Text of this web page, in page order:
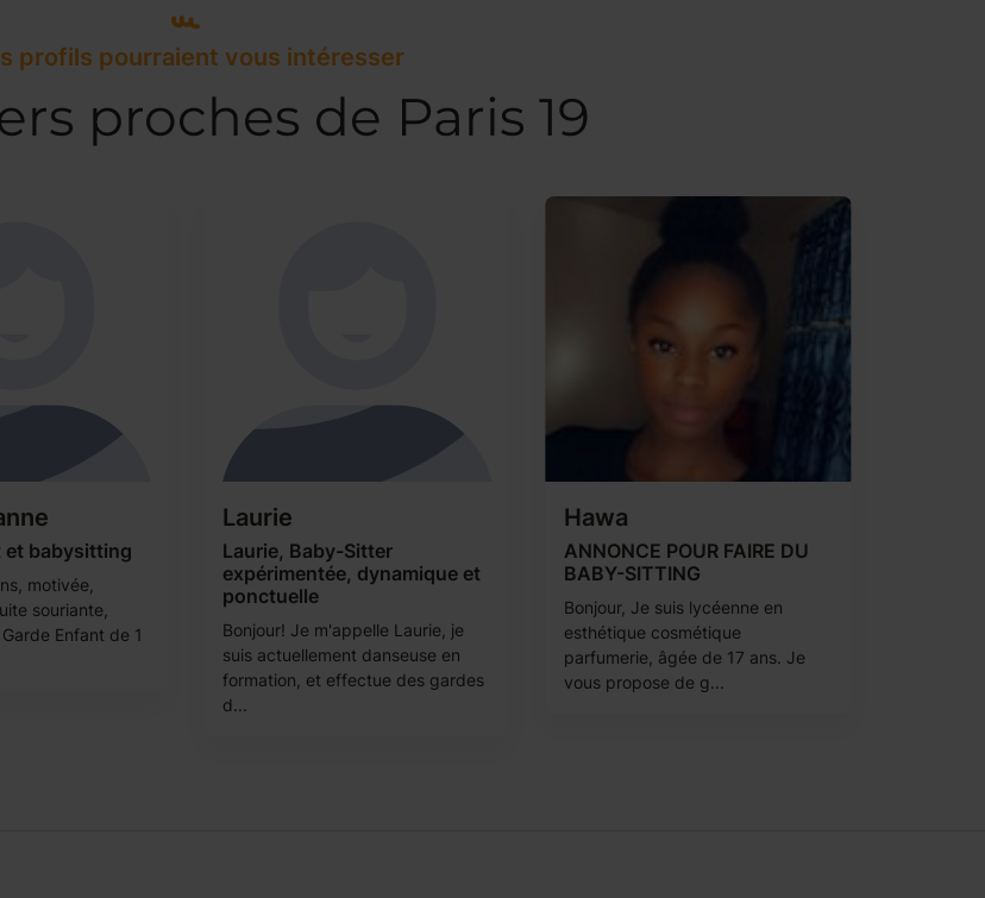
profils pourraient vous intéresser
proches de Paris 19
et babysitting
motivée,
souriante,
Enfant de 1
Laurie
Laurie, Baby-Sitter
expérimentée, dynamique et
ponctuelle
Bonjour! Je m'appelle Laurie, je
suis actuellement danseuse en
formation, et effectue des gardes
d...
Hawa
ANNONCE POUR FAIRE DU
BABY-SITTING
Bonjour, Je suis lycéenne en
esthétique cosmétique
parfumerie, âgée de 17 ans. Je
vous propose de g...